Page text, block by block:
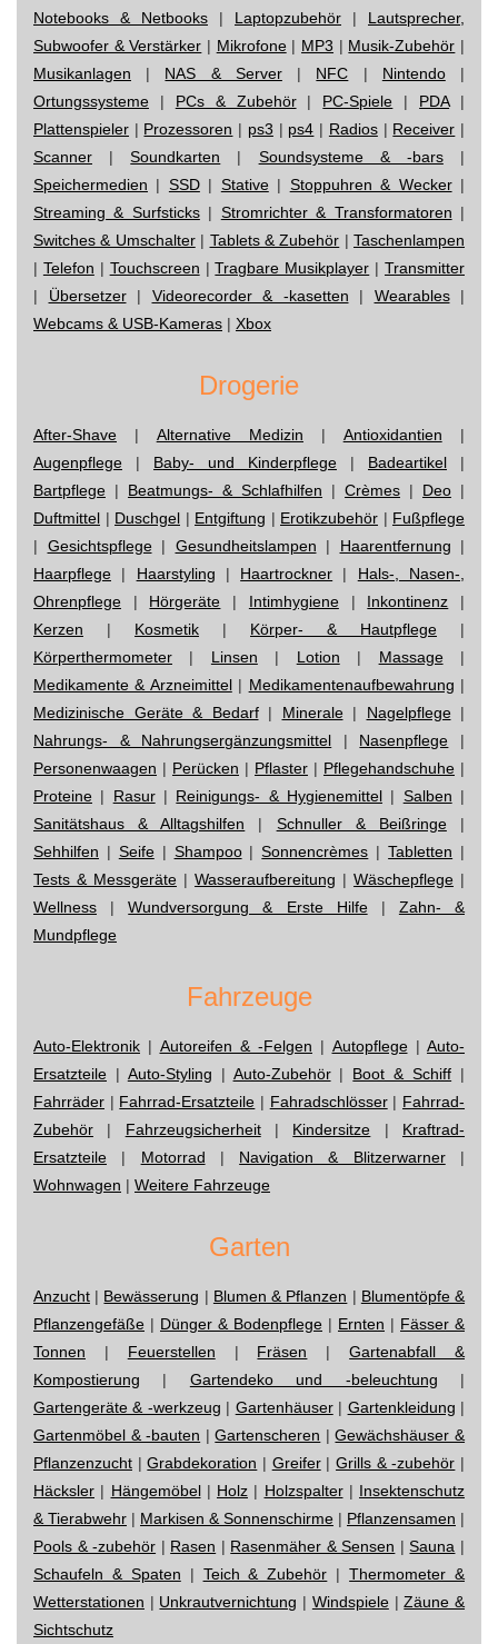
Notebooks & Netbooks | Laptopzubehör | Lautsprecher,
Subwoofer & Verstärker | Mikrofone| MP3 | Musik-Zubehör |
Musikanlagen | NAS & Server| NFC | Nintendo|
Ortungssysteme | PCs & Zubehör| PC-Spiele | PDA|
Plattenspieler | Prozessoren | ps3 | ps4 | Radios| Receiver |
Scanner |Soundkarten | Soundsysteme & -bars|
Speichermedien | SSD| Stative| Stoppuhren & Wecker|
Streaming & Surfsticks| Stromrichter & Transformatoren |
Switches & Umschalter| Tablets & Zubehör | Taschenlampen
| Telefon | Touchscreen |Tragbare Musikplayer | Transmitter
| Übersetzer| Videorecorder & -kasetten | Wearables|
Webcams & USB-Kameras | Xbox
Drogerie
After-Shave | Alternative Medizin | Antioxidantien |
Augenpflege | Baby- und Kinderpflege | Badeartikel |
Bartpflege | Beatmungs- & Schlafhilfen | Crèmes | Deo |
Duftmittel | Duschgel | Entgiftung | Erotikzubehör | Fußpflege
| Gesichtspflege| Gesundheitslampen | Haarentfernung |
Haarpflege | Haarstyling | Haartrockner | Hals-, Nasen-,
Ohrenpflege | Hörgeräte | Intimhygiene| Inkontinenz |
Kerzen | Kosmetik | Körper- & Hautpflege |
Körperthermometer | Linsen | Lotion | Massage|
Medikamente & Arzneimittel| Medikamentenaufbewahrung |
Medizinische Geräte & Bedarf| Minerale| Nagelpflege|
Nahrungs- & Nahrungsergänzungsmittel | Nasenpflege |
Personenwaagen | Perücken | Pflaster | Pflegehandschuhe |
Proteine | Rasur| Reinigungs- & Hygienemittel | Salben |
Sanitätshaus & Alltagshilfen | Schnuller & Beißringe|
Sehhilfen | Seife| Shampoo|Sonnencrèmes |Tabletten |
Tests & Messgeräte | Wasseraufbereitung | Wäschepflege |
Wellness |Wundversorgung & Erste Hilfe| Zahn- &
Mundpflege
Fahrzeuge
Auto-Elektronik | Autoreifen & -Felgen | Autopflege| Auto-
Ersatzteile | Auto-Styling | Auto-Zubehör| Boot & Schiff |
Fahrräder | Fahrrad-Ersatzteile | Fahradschlösser| Fahrrad-
Zubehör | Fahrzeugsicherheit| Kindersitze | Kraftrad-
Ersatzteile | Motorrad | Navigation & Blitzerwarner|
Wohnwagen | Weitere Fahrzeuge
Garten
Anzucht | Bewässerung | Blumen & Pflanzen | Blumentöpfe &
Pflanzengefäße | Dünger & Bodenpflege | Ernten | Fässer &
Tonnen | Feuerstellen | Fräsen |Gartenabfall &
Kompostierung | Gartendeko und -beleuchtung |
Gartengeräte & -werkzeug | Gartenhäuser| Gartenkleidung |
Gartenmöbel & -bauten |Gartenscheren |Gewächshäuser &
Pflanzenzucht |Grabdekoration | Greifer|Grills & -zubehör |
Häcksler | Hängemöbel| Holz | Holzspalter| Insektenschutz
& Tierabwehr | Markisen & Sonnenschirme | Pflanzensamen |
Pools & -zubehör | Rasen | Rasenmäher & Sensen |Sauna |
Schaufeln & Spaten | Teich & Zubehör |Thermometer &
Wetterstationen | Unkrautvernichtung | Windspiele|Zäune &
Sichtschutz